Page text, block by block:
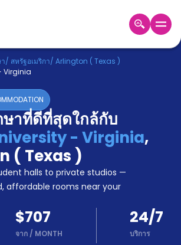
USD
/ สหรัฐอเมริกา/ Arlington ( Texas )
Virginia
าที่ดีที่สุดใกล้กับ
- Virginia,
( Texas )
halls to private studios —
affordable rooms near your
$707
จาก / MONTH
24/7
บริการ